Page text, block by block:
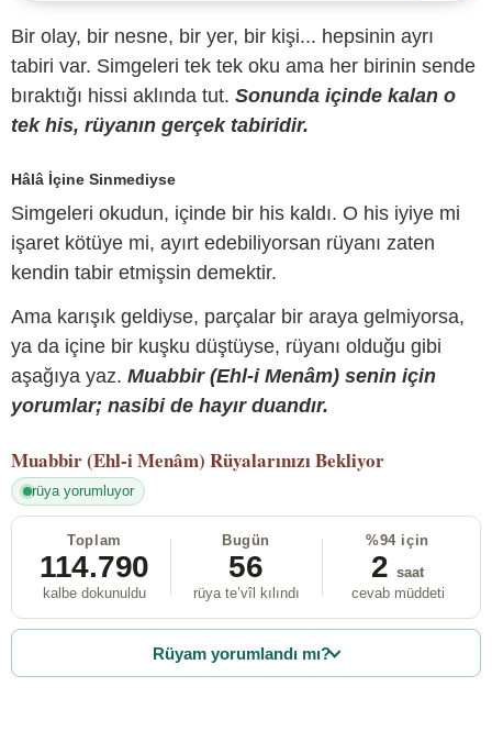
Bir olay, bir nesne, bir yer, bir kişi... hepsinin ayrı
tabiri var. Simgeleri tek tek oku ama her birinin sende
bıraktığı hissi aklında tut. Sonunda içinde kalan o
tek his, rüyanın gerçek tabiridir.
Hâlâ İçine Sinmediyse
Simgeleri okudun, içinde bir his kaldı. O his iyiye mi
işaret kötüye mi, ayırt edebiliyorsan rüyanı zaten
kendin tabir etmişsin demektir.
Ama karışık geldiyse, parçalar bir araya gelmiyorsa,
ya da içine bir kuşku düştüyse, rüyanı olduğu gibi
aşağıya yaz. Muabbir (Ehl-i Menâm) senin için
yorumlar; nasibi de hayır duandır.
Muabbir (Ehl-i Menâm) Rüyalarınızı Bekliyor
rüya yorumluyor
Toplam
114.790
kalbe dokunuldu
Bugün
56
rüya te’vîl kılındı
%94 için
2 saat
cevab müddeti
Rüyam yorumlandı mı?